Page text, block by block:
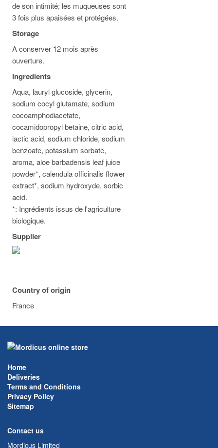
de son intimité; les muqueuses sont
3 fois plus apaisées et protégées.
Storage
A conserver 12 mois après
ouverture.
Ingredients
Aqua, lauryl glucoside, glycerin,
sodium cocyl glutamate, sodium
cocoamphodiacetate,
cocamidopropyl betaine, citric acid,
lactic acid, sodium chloride, sodium
benzoate, potassium sorbate,
aroma, aloe barbadensis leaf juice
powder*, calendula officinalis flower
extract*, sodium hydroxyde, sorbic
acid.
*: Ingrédients issus de l'agriculture
biologique.
Supplier
Country of origin
France
Home
Deliveries
Terms and Conditions
Privacy Policy
Sitemap
Contact us
Mordicus Limited